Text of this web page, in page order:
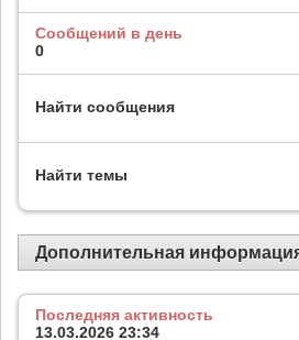
Сообщений в день
0
Найти сообщения
Найти темы
Дополнительная
Последняя активность
13.03.2026 23:34